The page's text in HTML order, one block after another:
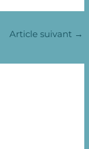
Article suivant →